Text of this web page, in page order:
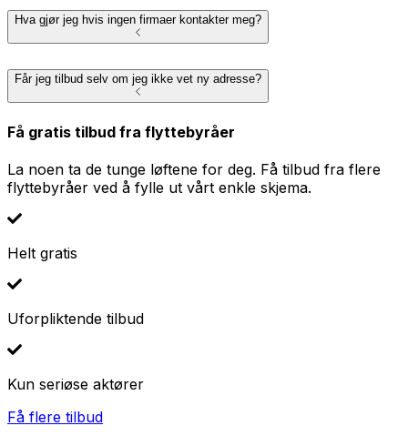
Hva gjør jeg hvis ingen firmaer kontakter meg?
Får jeg tilbud selv om jeg ikke vet ny adresse?
Få gratis tilbud fra flyttebyråer
La noen ta de tunge løftene for deg. Få tilbud fra flere
flyttebyråer ved å fylle ut vårt enkle skjema.
Helt gratis
Uforpliktende tilbud
Kun seriøse aktører
Få flere tilbud